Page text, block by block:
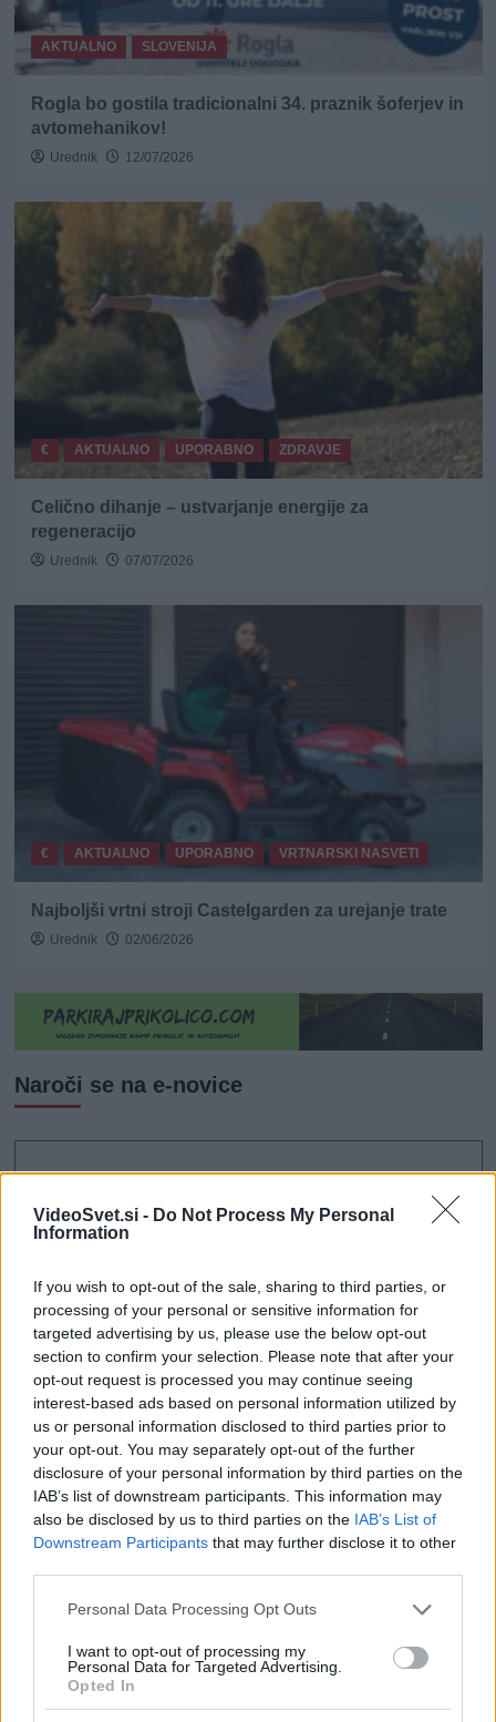
VideoSvet.si - Do Not Process My Personal
Information
If you wish to opt-out of the sale, sharing to third parties, or
processing of your personal or sensitive information for
targeted advertising by us, please use the below opt-out
section to confirm your selection. Please note that after your
opt-out request is processed you may continue seeing
interest-based ads based on personal information utilized by
us or personal information disclosed to third parties prior to
your opt-out. You may separately opt-out of the further
disclosure of your personal information by third parties on the
IAB’s list of downstream participants. This information may
also be disclosed by us to third parties on the IAB’s List of
Downstream Participants that may further disclose it to other
Please note that this website/app uses one or more Google
not limited to your visit or usage behaviour. You may click to
grant or deny consent to Google and its third-party tags to
use your data for below specified purposes in below Google
Personal Data Processing Opt Outs
I want to opt-out of processing my
Personal Data for Targeted Advertising.
Opted In
AKTUALNO SLOVENIJA
Rogla bo gostila tradicionalni 34. praznik šoferjev in
avtomehanikov!
Urednik 12/07/2026
€ AKTUALNO UPORABNO ZDRAVJE
Celično dihanje – ustvarjanje energije za
regeneracijo
Urednik 07/07/2026
€ AKTUALNO UPORABNO VRTNARSKI NASVETI
Najboljši vrtni stroji Castelgarden za urejanje trate
Urednik 02/06/2026
Naroči se na e-novice